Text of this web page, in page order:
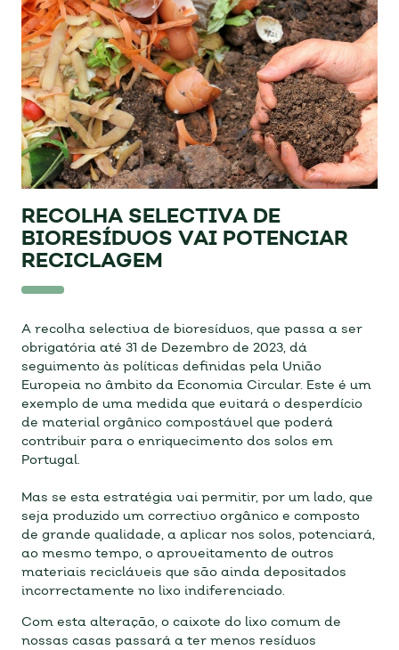
RECOLHA SELECTIVA DE
BIORESÍDUOS VAI POTENCIAR
RECICLAGEM
A recolha selectiva de bioresíduos, que passa a ser
obrigatória até 31 de Dezembro de 2023, dá
seguimento às políticas definidas pela União
Europeia no âmbito da Economia Circular. Este é um
exemplo de uma medida que evitará o desperdício
de material orgânico compostável que poderá
contribuir para o enriquecimento dos solos em
Portugal.
Mas se esta estratégia vai permitir, por um lado, que
seja produzido um correctivo orgânico e composto
de grande qualidade, a aplicar nos solos, potenciará,
ao mesmo tempo, o aproveitamento de outros
materiais recicláveis que são ainda depositados
incorrectamente no lixo indiferenciado.
Com esta alteração, o caixote do lixo comum de
nossas casas passará a ter menos resíduos